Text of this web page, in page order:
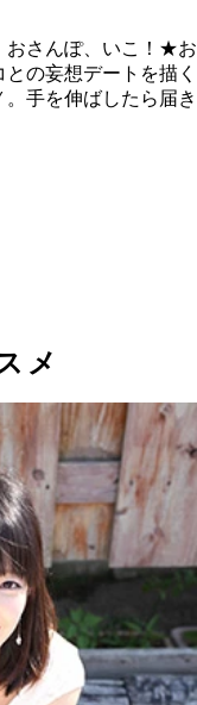
おさんぽ、いこ！★お
の妄想デートを描く
手を伸ばしたら届き
メ